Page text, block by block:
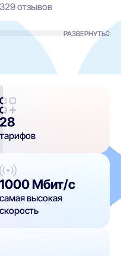
329 отзывов
РАЗВЕРНУТЬ
28
тарифов
1000 Мбит/с
самая высокая
скорость